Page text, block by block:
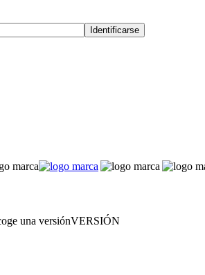
una versiónVERSIÓN